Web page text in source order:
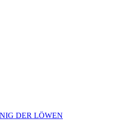
DER LÖWEN